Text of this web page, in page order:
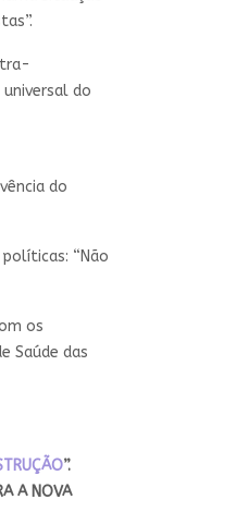
do
do
“Não
os
Saúde das
”.
A NOVA